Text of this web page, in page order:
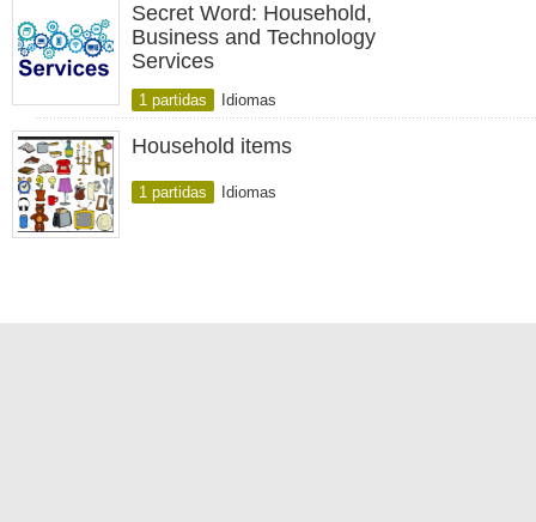
Secret Word: Household,
Business and Technology
Services
1 partidas Idiomas
Household items
1 partidas Idiomas